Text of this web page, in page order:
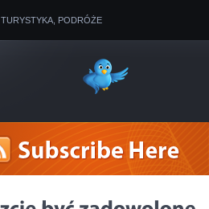
TURYSTYKA, PODRÓŻE